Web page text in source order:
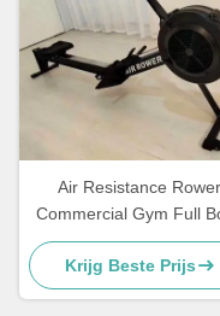
Air Resistance Rower
Commercial Gym Full
Low Impact Oefening
Training Fitness Roeien
Oefenapparatuur
Krijg Beste Prijs